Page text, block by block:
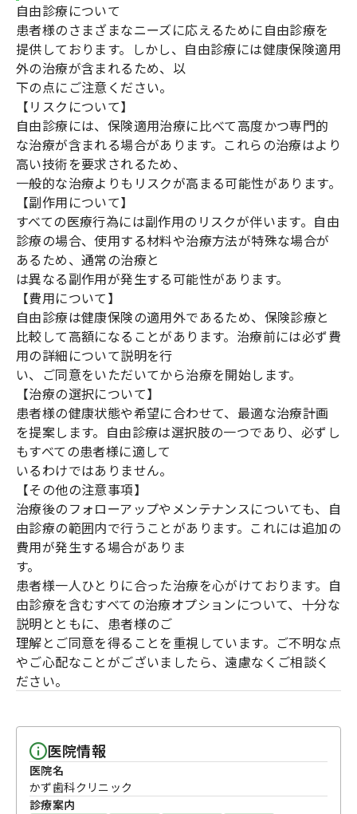
自由診療について
患者様のさまざまなニーズに応えるために自由診療を
提供しております。しかし、自由診療には健康保険適用
外の治療が含まれるため、以
下の点にご注意ください。
【リスクについて】
自由診療には、保険適用治療に比べて高度かつ専門的
な治療が含まれる場合があります。これらの治療はより
高い技術を要求されるため、
一般的な治療よりもリスクが高まる可能性があります。
【副作用について】
すべての医療行為には副作用のリスクが伴います。自由
診療の場合、使用する材料や治療方法が特殊な場合が
あるため、通常の治療と
は異なる副作用が発生する可能性があります。
【費用について】
自由診療は健康保険の適用外であるため、保険診療と
比較して高額になることがあります。治療前には必ず費
用の詳細について説明を行
い、ご同意をいただいてから治療を開始します。
【治療の選択について】
患者様の健康状態や希望に合わせて、最適な治療計画
を提案します。自由診療は選択肢の一つであり、必ずし
もすべての患者様に適して
いるわけではありません。
【その他の注意事項】
治療後のフォローアップやメンテナンスについても、自
由診療の範囲内で行うことがあります。これには追加の
費用が発生する場合がありま
す。
患者様一人ひとりに合った治療を心がけております。自
由診療を含むすべての治療オプションについて、十分な
説明とともに、患者様のご
理解とご同意を得ることを重視しています。ご不明な点
やご心配なことがございましたら、遠慮なくご相談く
ださい。
医院情報
医院名
かず歯科クリニック
診療案内